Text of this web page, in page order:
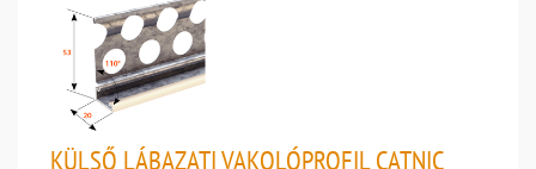
KÜLSŐ LÁBAZATI VAKOLÓPROFIL CATNIC